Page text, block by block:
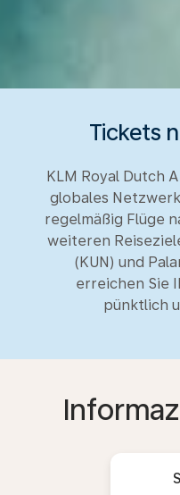
Tickets
KLM Royal Dutch
globales
regelmäßig Flüge
weiteren
(KUN) und
erreichen Sie
pünktlich